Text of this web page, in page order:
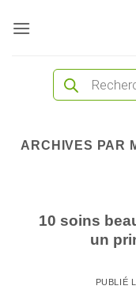
Recherche
produits
ARCHIVES PAR
10 soins
un
PUBLIÉ